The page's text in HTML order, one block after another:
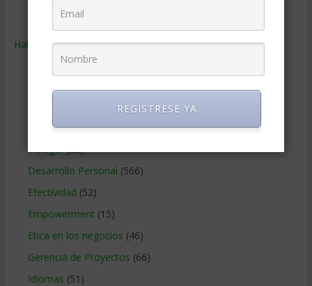
(242)
Habilidades(2.843)
Administracion del tiempo
Comunicacion en los negocios(180)
Creatividad en la empresa(96)
Delegar(22)
Desarrollo Personal (566)
Efectividad (52)
Empowerment (15)
Etica en los negocios (46)
Gerencia de Proyectos (66)
Idiomas (51)
REGISTRESE YA